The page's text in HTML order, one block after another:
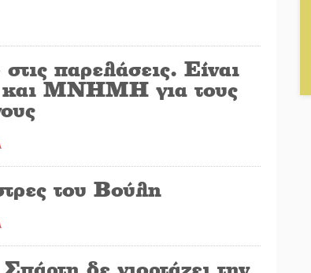
παρελάσεις. Είναι
ΜΝΗΜΗ για τους
του Βούλη
δε γιορτάζει την